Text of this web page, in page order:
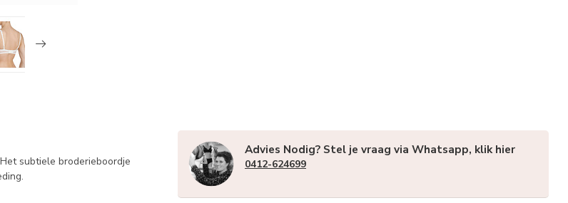
subtiele broderieboordje
Advies Nodig? Stel je vraag via Whatsapp, klik hier
0412-624699